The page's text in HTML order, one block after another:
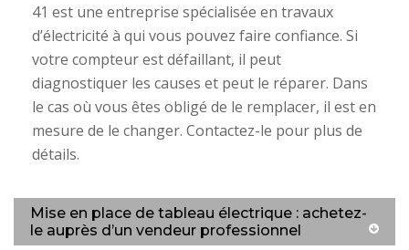
41 est une entreprise spécialisée en travaux
d’électricité à qui vous pouvez faire confiance. Si
votre compteur est défaillant, il peut
diagnostiquer les causes et peut le réparer. Dans
le cas où vous êtes obligé de le remplacer, il est en
mesure de le changer. Contactez-le pour plus de
détails.
Mise en place de tableau électrique : achetez-
le auprès d’un vendeur professionnel